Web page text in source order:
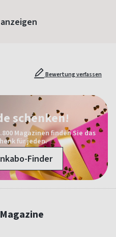
Bewertung verfassen
schenken!
Magazinen finden Sie das
für jeden.
Finder